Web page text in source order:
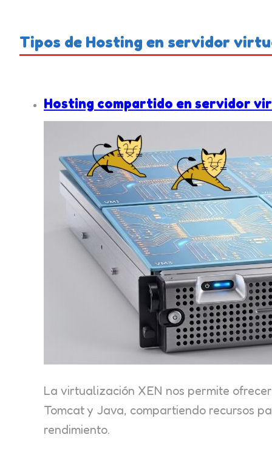
Tipos de Hosting en servidor
Hosting compartido en servidor
La virtualización XEN nos permite
Tomcat y Java, compartiendo recursos
rendimiento.